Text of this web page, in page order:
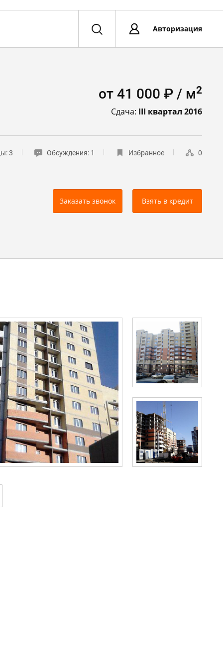
Авторизация
от 41 000 ₽ / м2
Сдача: III квартал 2016
0
Избранное
Обсуждения: 1
3
Заказать звонок Взять в кредит